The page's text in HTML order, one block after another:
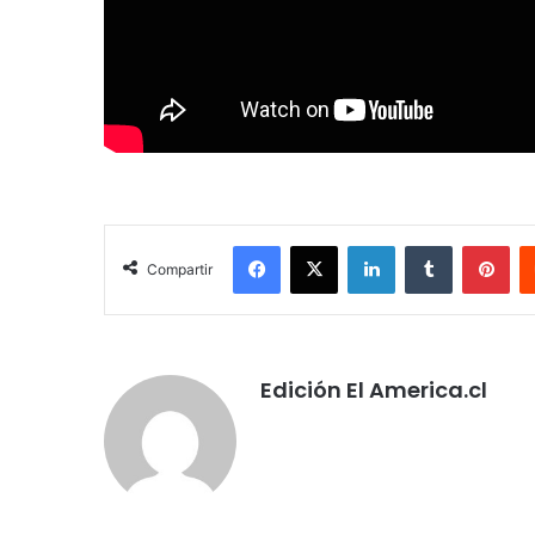
Compartir
Facebook
X LinkedInTumblr
Edición El America.cl